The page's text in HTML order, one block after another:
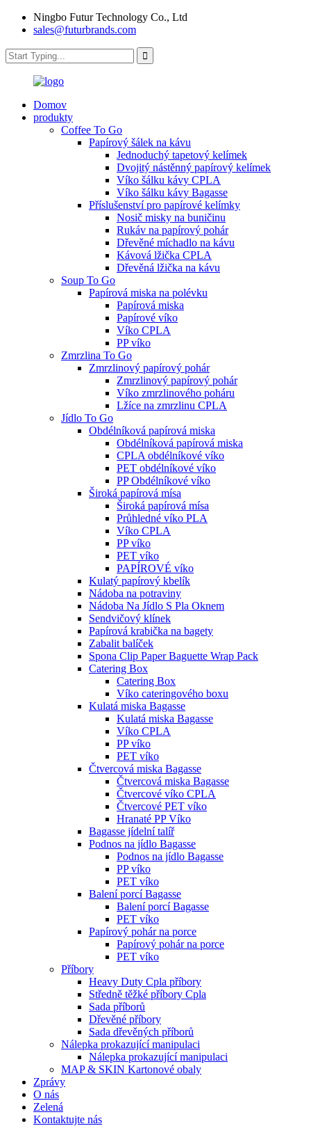
Ningbo Futur Technology Co., Ltd
sales@futurbrands.com
Domov
produkty
Coffee To Go
Papírový šálek na kávu
Jednoduchý tapetový kelímek
Dvojitý nástěnný papírový kelímek
Víko šálku kávy CPLA
Víko šálku kávy Bagasse
Příslušenství pro papírové kelímky
Nosič misky na buničinu
Rukáv na papírový pohár
Dřevěné míchadlo na kávu
Kávová lžička CPLA
Dřevěná lžička na kávu
Soup To Go
Papírová miska na polévku
Papírová miska
Papírové víko
Víko CPLA
PP víko
Zmrzlina To Go
Zmrzlinový papírový pohár
Zmrzlinový papírový pohár
Víko zmrzlinového poháru
Lžíce na zmrzlinu CPLA
Jídlo To Go
Obdélníková papírová miska
Obdélníková papírová miska
CPLA obdélníkové víko
PET obdélníkové víko
PP Obdélníkové víko
Široká papírová mísa
Široká papírová mísa
Průhledné víko PLA
Víko CPLA
PP víko
PET víko
PAPÍROVÉ víko
Kulatý papírový kbelík
Nádoba na potraviny
Nádoba Na Jídlo S Pla Oknem
Sendvičový klínek
Papírová krabička na bagety
Zabalit balíček
Spona Clip Paper Baguette Wrap Pack
Catering Box
Catering Box
Víko cateringového boxu
Kulatá miska Bagasse
Kulatá miska Bagasse
Víko CPLA
PP víko
PET víko
Čtvercová miska Bagasse
Čtvercová miska Bagasse
Čtvercové víko CPLA
Čtvercové PET víko
Hranaté PP Víko
Bagasse jídelní talíř
Podnos na jídlo Bagasse
Podnos na jídlo Bagasse
PP víko
PET víko
Balení porcí Bagasse
Balení porcí Bagasse
PET víko
Papírový pohár na porce
Papírový pohár na porce
PET víko
Příbory
Heavy Duty Cpla příbory
Středně těžké příbory Cpla
Sada příborů
Dřevěné příbory
Sada dřevěných příborů
Nálepka prokazující manipulaci
Nálepka prokazující manipulaci
MAP & SKIN Kartonové obaly
Zprávy
O nás
Zelená
Kontaktujte nás